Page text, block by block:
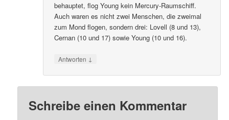
behauptet, flog Young kein Mercury-Raumschiff.
Auch waren es nicht zwei Menschen, die zweimal
zum Mond flogen, sondern drei: Lovell (8 und 13),
Cernan (10 und 17) sowie Young (10 und 16).
Antworten ↓
Schreibe einen Kommentar